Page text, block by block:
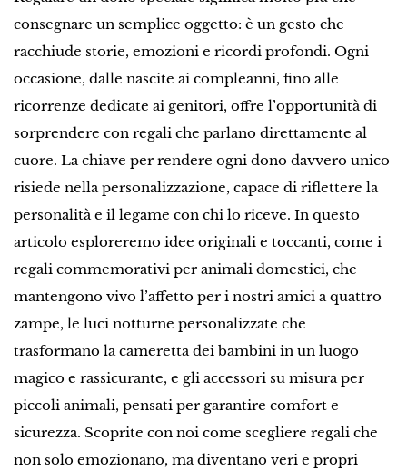
consegnare un semplice oggetto: è un gesto che
racchiude storie, emozioni e ricordi profondi. Ogni
occasione, dalle nascite ai compleanni, fino alle
ricorrenze dedicate ai genitori, offre l’opportunità di
sorprendere con regali che parlano direttamente al
cuore. La chiave per rendere ogni dono davvero unico
risiede nella personalizzazione, capace di riflettere la
personalità e il legame con chi lo riceve. In questo
articolo esploreremo idee originali e toccanti, come i
regali commemorativi per animali domestici, che
mantengono vivo l’affetto per i nostri amici a quattro
zampe, le luci notturne personalizzate che
trasformano la cameretta dei bambini in un luogo
magico e rassicurante, e gli accessori su misura per
piccoli animali, pensati per garantire comfort e
sicurezza. Scoprite con noi come scegliere regali che
non solo emozionano, ma diventano veri e propri